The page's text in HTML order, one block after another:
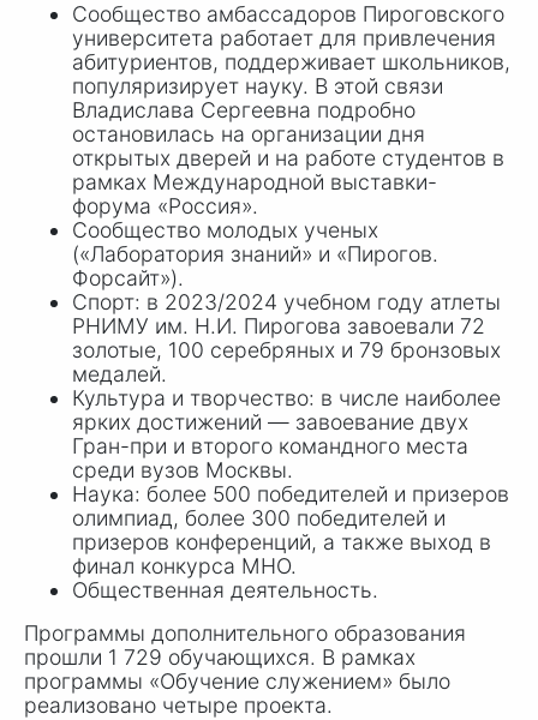
Сообщество амбассадоров Пироговского
университета работает для привлечения
абитуриентов, поддерживает школьников,
популяризирует науку. В этой связи
Владислава Сергеевна подробно
остановилась на организации дня
открытых дверей и на работе студентов в
рамках Международной выставки-
форума «Россия».
Сообщество молодых ученых
(«Лаборатория знаний» и «Пирогов.
Форсайт»).
Спорт: в 2023/2024 учебном году атлеты
РНИМУ им. Н.И. Пирогова завоевали 72
золотые, 100 серебряных и 79 бронзовых
медалей.
Культура и творчество: в числе наиболее
ярких достижений — завоевание двух
Гран-при и второго командного места
среди вузов Москвы.
Наука: более 500 победителей и призеров
олимпиад, более 300 победителей и
призеров конференций, а также выход в
финал конкурса МНО.
Общественная деятельность.
Программы дополнительного образования
прошли 1 729 обучающихся. В рамках
программы «Обучение служением» было
реализовано четыре проекта.